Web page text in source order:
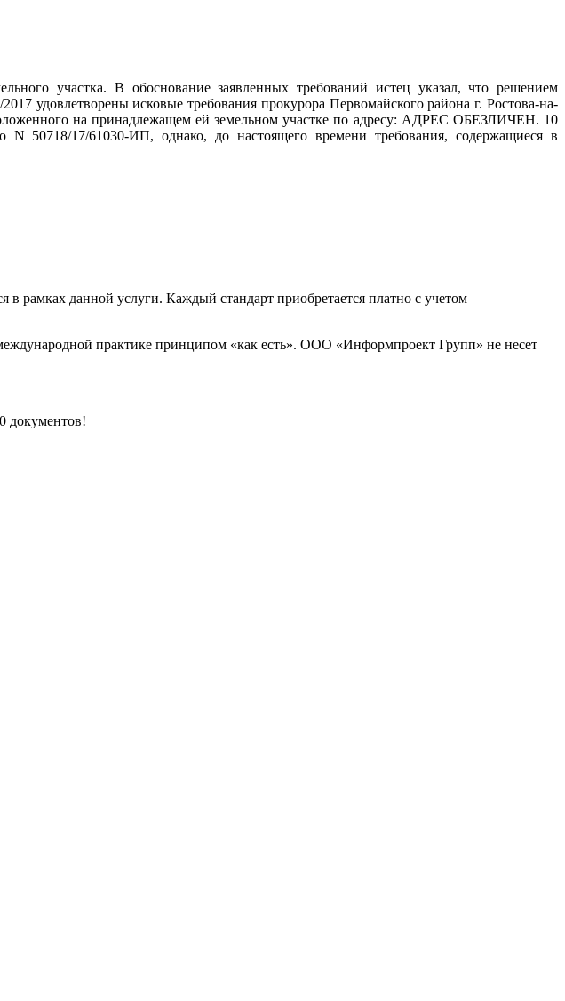
участка. В обоснование заявленных требований истец указал, что решением
удовлетворены исковые требования прокурора Первомайского района г. Ростова-на-
на принадлежащем ей земельном участке по адресу: АДРЕС ОБЕЗЛИЧЕН. 10
N 50718/17/61030-ИП, однако, до настоящего времени требования, содержащиеся в
данной услуги. Каждый стандарт приобретается платно с учетом
практике принципом «как есть». ООО «Информпроект Групп» не несет
документов!